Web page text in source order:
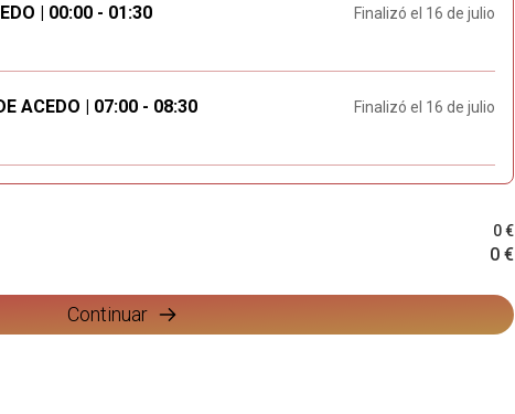
| 00:00 - 01:30
Finalizó el 16 de julio
ACEDO | 07:00 - 08:30
Finalizó el 16 de julio
0 €
0 €
Continuar